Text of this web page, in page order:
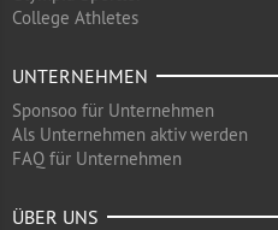
College Athletes
UNTERNEHMEN
Sponsoo für Unternehmen
Als Unternehmen aktiv werden
FAQ für Unternehmen
ÜBER UNS